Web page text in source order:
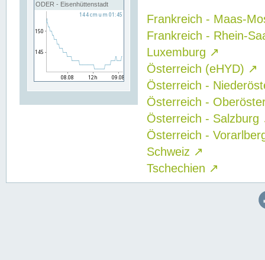
ODER - Eisenhüttenstadt
Frankreich - Maas-
Frankreich - Rhein-
Luxemburg ↗
Österreich (eHYD) ↗
Österreich -
Österreich -
Österreich - Salzburg
Österreich -
Schweiz ↗
Tschechien ↗